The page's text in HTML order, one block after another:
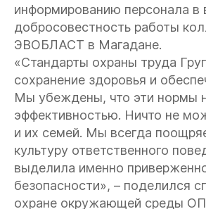
информированию персонала в
добросовестность работы
ЭВОБЛАСТ в Магадане.
«Стандарты охраны труда
сохранение здоровья и
Мы убеждены, что эти нормы
эффективностью. Ничто не
и их семей. Мы всегда
культуру ответственного
выделила именно
безопасности», – поделился
охране окружающей среды